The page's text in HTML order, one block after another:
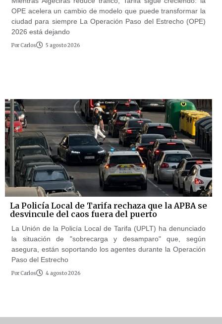
OPE acelera un cambio de modelo que puede transformar la
ciudad para siempre La Operación Paso del Estrecho (OPE)
2026 está dejando
Por Carlos 5 agosto 2026
La Policía Local de Tarifa rechaza que la APBA se
desvincule del caos fuera del puerto
La Unión de la Policía Local de Tarifa (UPLT) ha denunciado
la situación de "sobrecarga y desamparo" que, según
asegura, están soportando los agentes durante la Operación
Paso del Estrecho
Por Carlos 4 agosto 2026